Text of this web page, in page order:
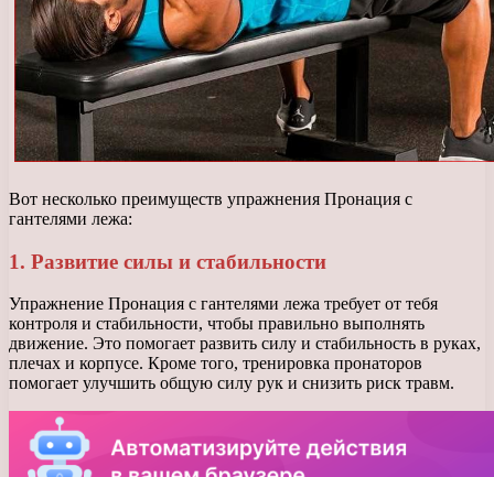
Вот несколько преимуществ упражнения Пронация с
гантелями лежа:
1. Развитие силы и стабильности
Упражнение Пронация с гантелями лежа требует от тебя
контроля и стабильности, чтобы правильно выполнять
движение. Это помогает развить силу и стабильность в руках,
плечах и корпусе. Кроме того, тренировка пронаторов
помогает улучшить общую силу рук и снизить риск травм.